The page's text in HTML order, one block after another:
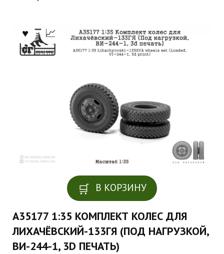
В КОРЗИНУ
A35177 1:35 КОМПЛЕКТ КОЛЕС ДЛЯ
ЛИХАЧЁВСКИЙ-133ГЯ (ПОД НАГРУЗКОЙ,
ВИ-244-1, 3D ПЕЧАТЬ)